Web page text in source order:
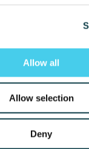
Allow all
Allow selection
Deny
probleme atent
de aur, argint sau bronz
de Matematica in anul
HiPerMath 2022-
punctajului individual